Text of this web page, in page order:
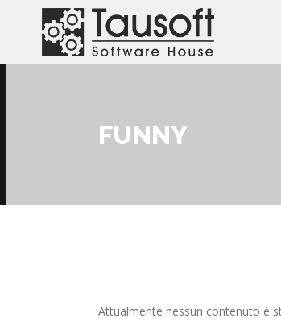
Salta al contenuto principale
FUNNY
Attualmente nessun contenuto è